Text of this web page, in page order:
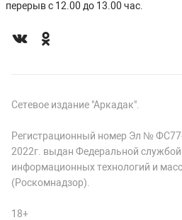
перерыв с 12.00 до 13.00 час.
Сетевое издание "Аркадак".
Регистрационный номер Эл №
2022г. выдан Федеральной службой
информационных технологий и
(Роскомнадзор).
18+